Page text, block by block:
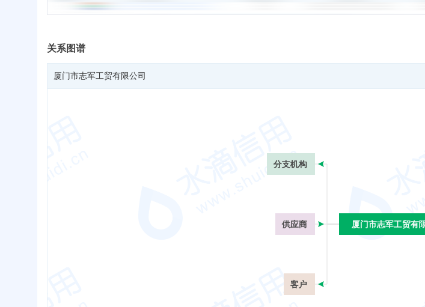
关系图谱
厦门市志军工贸有限公司
厦门市志军工贸有
分支机构
供应商
客户
厦门市志军工贸有